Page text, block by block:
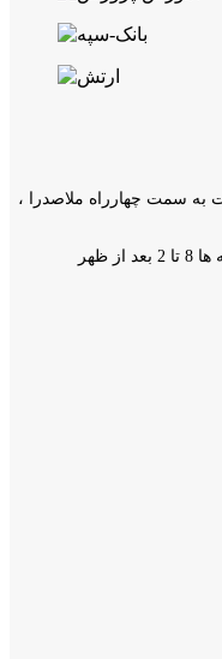
به سمت چهارراه ملاصدرا ،